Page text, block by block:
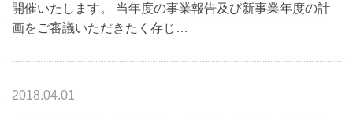
開催いたします。 当年度の事業報告及び新事業年度の計
画をご審議いただきたく存じ…
2018.04.01